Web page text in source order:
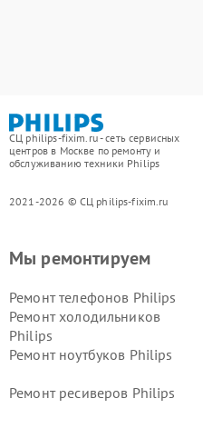
СЦ philips-fixim.ru - сеть сервисных
центров в Москве по ремонту и
обслуживанию техники Philips
2021-2026 © СЦ philips-fixim.ru
Мы ремонтируем
Ремонт телефонов Philips
Ремонт холодильников
Philips
Ремонт ноутбуков Philips
Ремонт ресиверов Philips